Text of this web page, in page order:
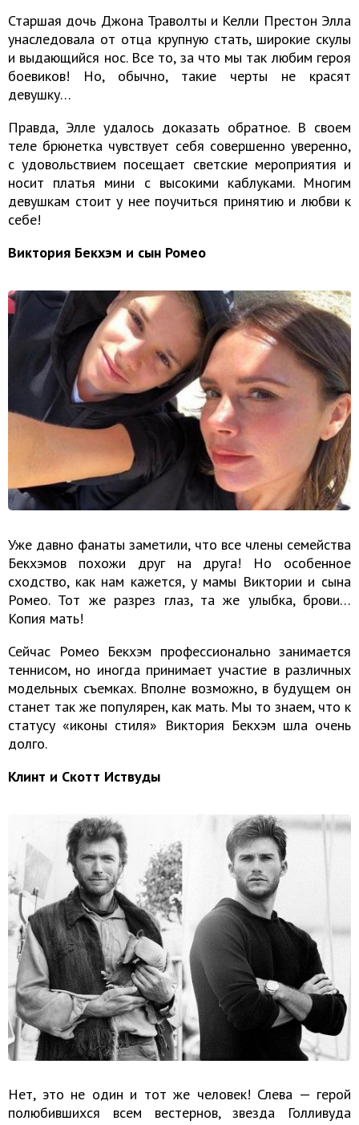
Старшая дочь Джона Траволты и Келли Престон Элла
унаследовала от отца крупную стать, широкие скулы
и выдающийся нос. Все то, за что мы так любим героя
боевиков! Но, обычно, такие черты не красят
девушку…
Правда, Элле удалось доказать обратное. В своем
теле брюнетка чувствует себя совершенно уверенно,
с удовольствием посещает светские мероприятия и
носит платья мини с высокими каблуками. Многим
девушкам стоит у нее поучиться принятию и любви к
себе!
Виктория Бекхэм и сын Ромео
Уже давно фанаты заметили, что все члены семейства
Бекхэмов похожи друг на друга! Но особенное
сходство, как нам кажется, у мамы Виктории и сына
Ромео. Тот же разрез глаз, та же улыбка, брови…
Копия мать!
Сейчас Ромео Бекхэм профессионально занимается
теннисом, но иногда принимает участие в различных
модельных съемках. Вполне возможно, в будущем он
станет так же популярен, как мать. Мы то знаем, что к
статусу «иконы стиля» Виктория Бекхэм шла очень
долго.
Клинт и Скотт Иствуды
Нет, это не один и тот же человек! Слева — герой
полюбившихся всем вестернов, звезда Голливуда